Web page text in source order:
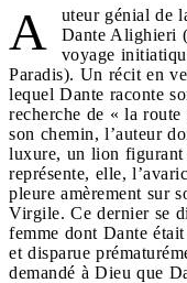
A
uteur génial de
Dante Alighieri
voyage
Paradis). Un récit en
lequel Dante raconte
recherche de « la
son chemin, l’auteur
luxure, un lion
représente, elle,
pleure amèrement sur
Virgile. Ce dernier se
femme dont Dante
et disparue
demandé à Dieu que